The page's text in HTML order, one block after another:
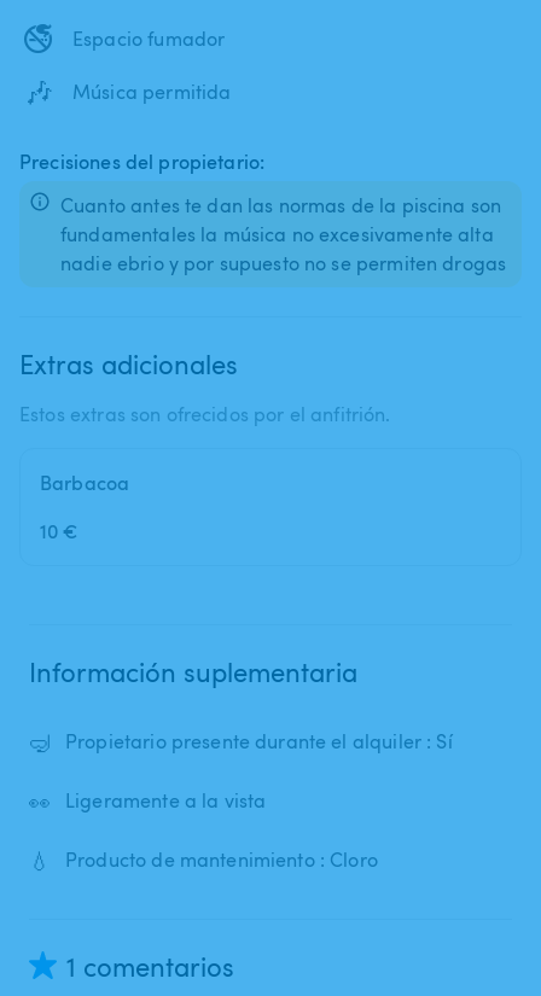
🚭
Espacio fumador
🎶 Música permitida
Precisiones del propietario:
Cuanto antes te dan las normas de la piscina son
fundamentales la música no excesivamente alta
nadie ebrio y por supuesto no se permiten drogas
Extras adicionales
Estos extras son ofrecidos por el anfitrión.
Barbacoa
10 €
Información suplementaria
🤿 Propietario presente durante el alquiler : Sí
👀 Ligeramente a la vista
💧 Producto de mantenimiento : Cloro
1 comentarios